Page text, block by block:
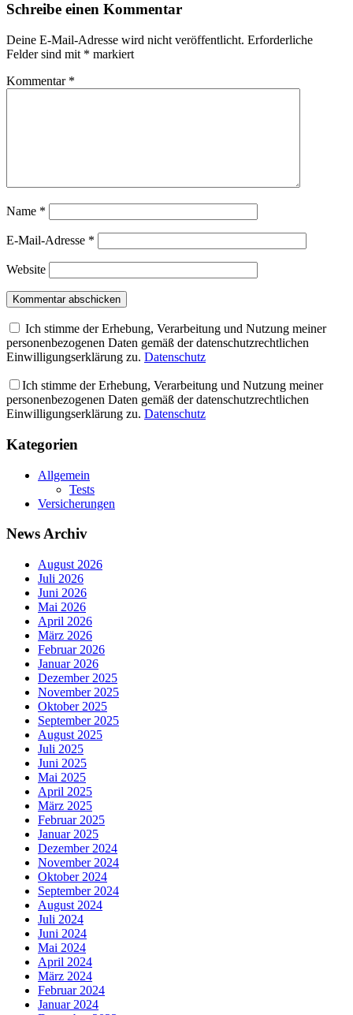
Schreibe einen Kommentar
Deine E-Mail-Adresse wird nicht veröffentlicht. Erforderliche
Felder sind mit * markiert
Kommentar *
Name *
E-Mail-Adresse *
Website
Ich stimme der Erhebung, Verarbeitung und Nutzung meiner
personenbezogenen Daten gemäß der datenschutzrechtlichen
Einwilligungserklärung zu. Datenschutz
Ich stimme der Erhebung, Verarbeitung und Nutzung meiner
personenbezogenen Daten gemäß der datenschutzrechtlichen
Einwilligungserklärung zu. Datenschutz
Kategorien
Allgemein
Tests
Versicherungen
News Archiv
August 2026
Juli 2026
Juni 2026
Mai 2026
April 2026
März 2026
Februar 2026
Januar 2026
Dezember 2025
November 2025
Oktober 2025
September 2025
August 2025
Juli 2025
Juni 2025
Mai 2025
April 2025
März 2025
Februar 2025
Januar 2025
Dezember 2024
November 2024
Oktober 2024
September 2024
August 2024
Juli 2024
Juni 2024
Mai 2024
April 2024
März 2024
Februar 2024
Januar 2024